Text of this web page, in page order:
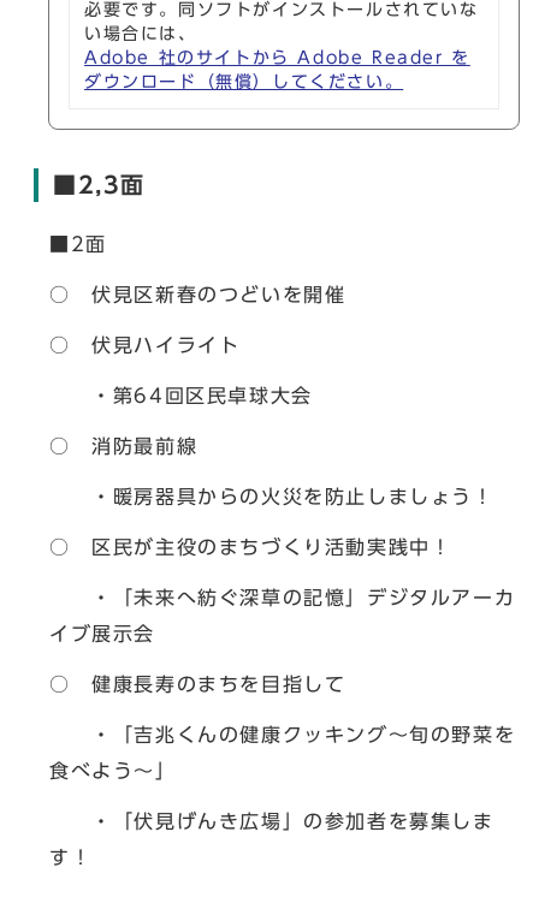
必要です。同ソフトがインストールされていな
い場合には、
Adobe 社のサイトから Adobe Reader を
ダウンロード（無償）してください。
■2,3面
■2面
○ 伏見区新春のつどいを開催
○ 伏見ハイライト
・第64回区民卓球大会
○ 消防最前線
・暖房器具からの火災を防止しましょう！
○ 区民が主役のまちづくり活動実践中！
・「未来へ紡ぐ深草の記憶」デジタルアーカ
イブ展示会
○ 健康長寿のまちを目指して
・「吉兆くんの健康クッキング～旬の野菜を
食べよう～」
・「伏見げんき広場」の参加者を募集しま
す！